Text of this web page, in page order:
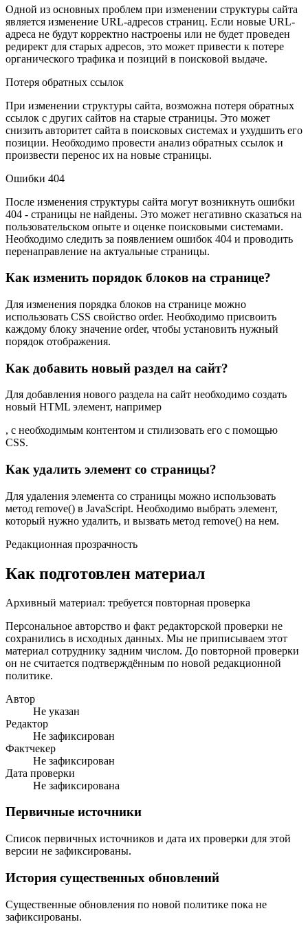
Одной из основных проблем при изменении структуры сайта
является изменение URL-адресов страниц. Если новые URL-
адреса не будут корректно настроены или не будет проведен
редирект для старых адресов, это может привести к потере
органического трафика и позиций в поисковой выдаче.
Потеря обратных ссылок
При изменении структуры сайта, возможна потеря обратных
ссылок с других сайтов на старые страницы. Это может
снизить авторитет сайта в поисковых системах и ухудшить его
позиции. Необходимо провести анализ обратных ссылок и
произвести перенос их на новые страницы.
Ошибки 404
После изменения структуры сайта могут возникнуть ошибки
404 - страницы не найдены. Это может негативно сказаться на
пользовательском опыте и оценке поисковыми системами.
Необходимо следить за появлением ошибок 404 и проводить
перенаправление на актуальные страницы.
Как изменить порядок блоков на странице?
Для изменения порядка блоков на странице можно
использовать CSS свойство order. Необходимо присвоить
каждому блоку значение order, чтобы установить нужный
порядок отображения.
Как добавить новый раздел на сайт?
Для добавления нового раздела на сайт необходимо создать
новый HTML элемент, например
, с необходимым контентом и стилизовать его с помощью
CSS.
Как удалить элемент со страницы?
Для удаления элемента со страницы можно использовать
метод remove() в JavaScript. Необходимо выбрать элемент,
который нужно удалить, и вызвать метод remove() на нем.
Редакционная прозрачность
Как подготовлен материал
Архивный материал: требуется повторная проверка
Персональное авторство и факт редакторской проверки не
сохранились в исходных данных. Мы не приписываем этот
материал сотруднику задним числом. До повторной проверки
он не считается подтверждённым по новой редакционной
политике.
Автор
Не указан
Редактор
Не зафиксирован
Фактчекер
Не зафиксирован
Дата проверки
Не зафиксирована
Первичные источники
Список первичных источников и дата их проверки для этой
версии не зафиксированы.
История существенных обновлений
Существенные обновления по новой политике пока не
зафиксированы.